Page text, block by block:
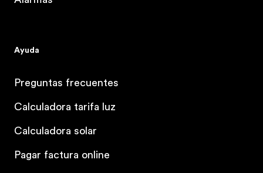
Ayuda
Preguntas frecuentes
Calculadora tarifa luz
Calculadora solar
Pagar factura online